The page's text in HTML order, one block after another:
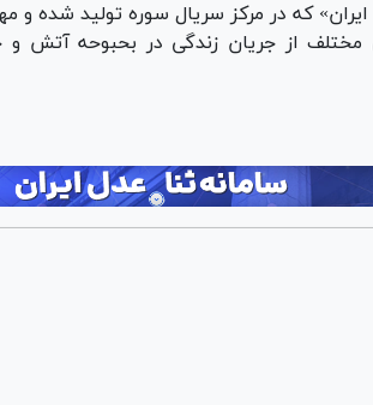
که در مرکز سریال سوره تولید شده و
از جریان زندگی در بحبوحه آتش